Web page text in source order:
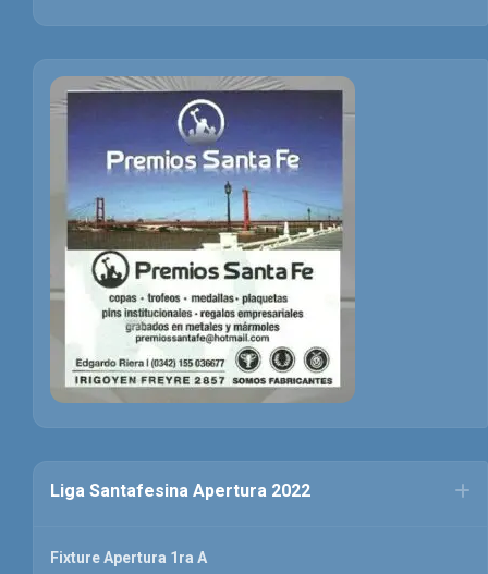
Liga Santafesina Apertura 2022
Fixture Apertura 1ra A